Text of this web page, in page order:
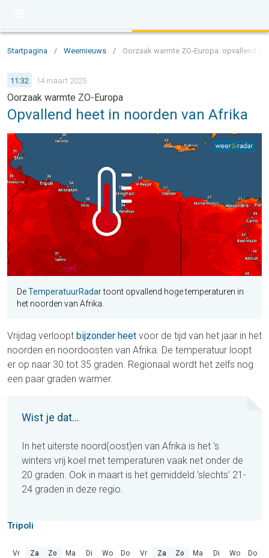
Startpagina / Weernieuws / Oorzaak warmte ZO-Europa: opvallend
11:32 14 maart 2025
Oorzaak warmte ZO-Europa
Opvallend heet in noorden van Afrika
DeTemperatuurRadartoont opvallend hoge temperaturen in
het noorden van Afrika.
Vrijdag verloopt bijzonder heet voor de tijd van het jaar in het
noorden en noordoosten van Afrika. De temperatuur loopt
er op naar 30 tot 35 graden. Regionaal wordt het zelfs nog
een paar graden warmer.
Wist je dat...
In het uiterste noord(oost)en van Afrika is het 's
winters vrij koel met temperaturen vaak net onder de
20 graden. Ook in maart is het gemiddeld 'slechts' 21-
24 graden in deze regio.
Tripoli
Vr Za Zo Ma Di Wo Do Vr Za Zo Ma Di Wo Do